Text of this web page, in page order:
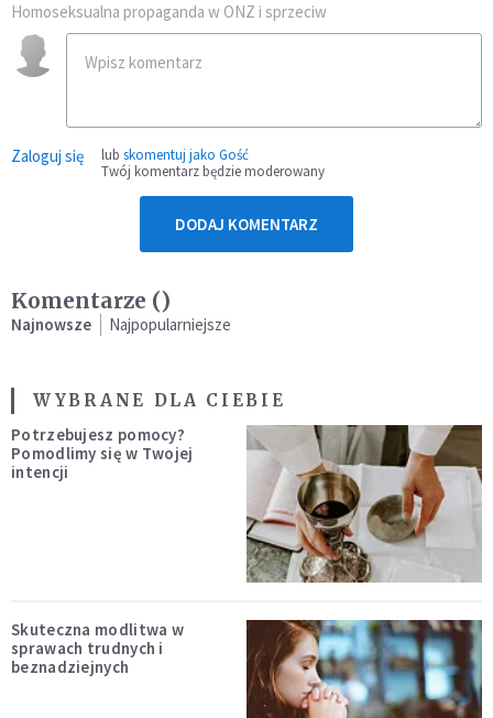
Homoseksualna propaganda w ONZ i sprzeciw
Zaloguj się lub skomentuj jako Gość
Twój komentarz będzie moderowany
DODAJ KOMENTARZ
Komentarze ()
Najnowsze Najpopularniejsze
WYBRANE DLA CIEBIE
Potrzebujesz pomocy?
Pomodlimy się w Twojej
intencji
Skuteczna modlitwa w
sprawach trudnych i
beznadziejnych